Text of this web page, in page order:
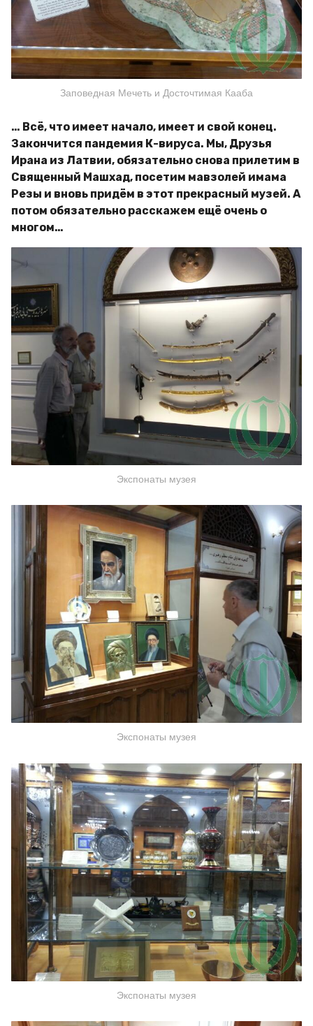
Заповедная Мечеть и Досточтимая Кааба
… Всё, что имеет начало, имеет и свой конец.
Закончится пандемия К-вируса. Мы, Друзья
Ирана из Латвии, обязательно снова прилетим в
Священный Машхад, посетим мавзолей имама
Резы и вновь придём в этот прекрасный музей. А
потом обязательно расскажем ещё очень о
многом…
Экспонаты музея
Экспонаты музея
Экспонаты музея